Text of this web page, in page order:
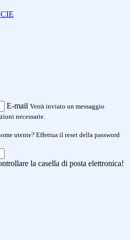
E-mail Verrà inviato un messaggio
necessarie.
utente? Effettua il reset della password
la casella di posta elettronica!